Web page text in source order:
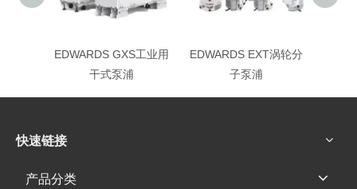
EDWARDS GXS工业用
干式泵浦
EDWARDS EXT涡轮分
子泵浦
快速链接
产品分类